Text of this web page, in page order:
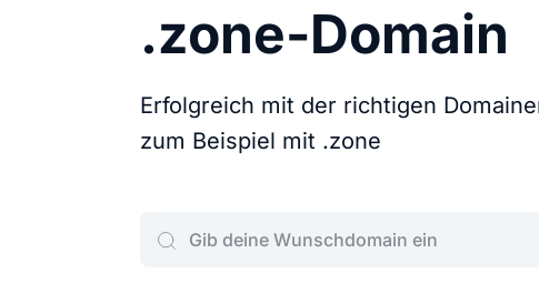
.zone-Domain
Erfolgreich mit der richtigen
zum Beispiel mit .zone